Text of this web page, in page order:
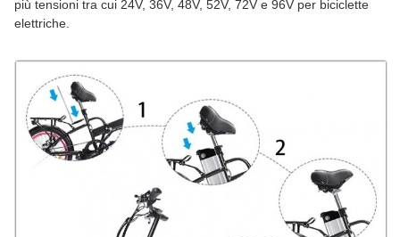
più tensioni tra cui 24V, 36V, 48V, 52V, 72V e 96V per biciclette
elettriche.